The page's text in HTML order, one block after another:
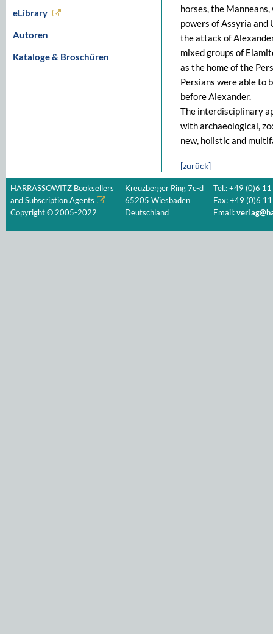
eLibrary
Autoren
Kataloge & Broschüren
horses, the
powers of Assyria and
the attack of
mixed groups of
as the home of the
Persians were able to
before Alexander.
The interdisciplinary
with archaeological,
new, holistic and
[zurück]
HARRASSOWITZ Booksellers
and Subscription Agents
Copyright © 2005-2022
Kreuzberger Ring 7c-d
65205 Wiesbaden
Deutschland
Tel.: +49 (0)6
Fax: +49 (0)6
Email: